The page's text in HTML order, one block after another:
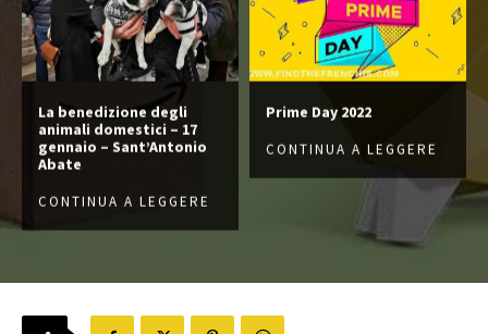
La benedizione degli
animali domestici – 17
gennaio – Sant’Antonio
Abate
CONTINUA A LEGGERE
Prime Day 2022
CONTINUA A LEGGERE